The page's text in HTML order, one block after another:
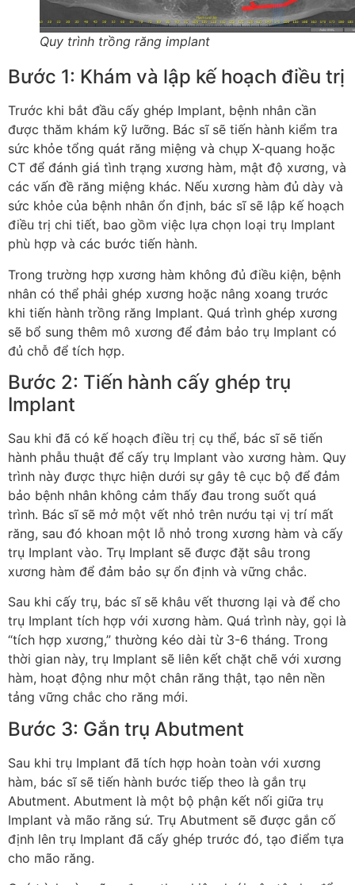
Quy trình trồng răng implant
Bước 1: Khám và lập kế hoạch điều trị
Trước khi bắt đầu cấy ghép Implant, bệnh nhân cần
được thăm khám kỹ lưỡng. Bác sĩ sẽ tiến hành kiểm tra
sức khỏe tổng quát răng miệng và chụp X-quang hoặc
CT để đánh giá tình trạng xương hàm, mật độ xương, và
các vấn đề răng miệng khác. Nếu xương hàm đủ dày và
sức khỏe của bệnh nhân ổn định, bác sĩ sẽ lập kế hoạch
điều trị chi tiết, bao gồm việc lựa chọn loại trụ Implant
phù hợp và các bước tiến hành.
Trong trường hợp xương hàm không đủ điều kiện, bệnh
nhân có thể phải ghép xương hoặc nâng xoang trước
khi tiến hành trồng răng Implant. Quá trình ghép xương
sẽ bổ sung thêm mô xương để đảm bảo trụ Implant có
đủ chỗ để tích hợp.
Bước 2: Tiến hành cấy ghép trụ
Implant
Sau khi đã có kế hoạch điều trị cụ thể, bác sĩ sẽ tiến
hành phẫu thuật để cấy trụ Implant vào xương hàm. Quy
trình này được thực hiện dưới sự gây tê cục bộ để đảm
bảo bệnh nhân không cảm thấy đau trong suốt quá
trình. Bác sĩ sẽ mở một vết nhỏ trên nướu tại vị trí mất
răng, sau đó khoan một lỗ nhỏ trong xương hàm và cấy
trụ Implant vào. Trụ Implant sẽ được đặt sâu trong
xương hàm để đảm bảo sự ổn định và vững chắc.
Sau khi cấy trụ, bác sĩ sẽ khâu vết thương lại và để cho
trụ Implant tích hợp với xương hàm. Quá trình này, gọi là
“tích hợp xương,” thường kéo dài từ 3-6 tháng. Trong
thời gian này, trụ Implant sẽ liên kết chặt chẽ với xương
hàm, hoạt động như một chân răng thật, tạo nên nền
tảng vững chắc cho răng mới.
Bước 3: Gắn trụ Abutment
Sau khi trụ Implant đã tích hợp hoàn toàn với xương
hàm, bác sĩ sẽ tiến hành bước tiếp theo là gắn trụ
Abutment. Abutment là một bộ phận kết nối giữa trụ
Implant và mão răng sứ. Trụ Abutment sẽ được gắn cố
định lên trụ Implant đã cấy ghép trước đó, tạo điểm tựa
cho mão răng.